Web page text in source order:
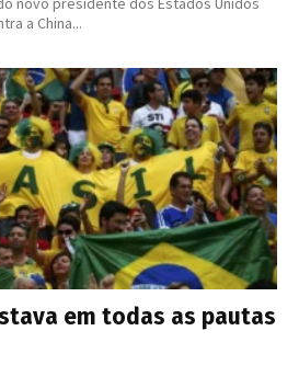
a China...
em todas as pautas